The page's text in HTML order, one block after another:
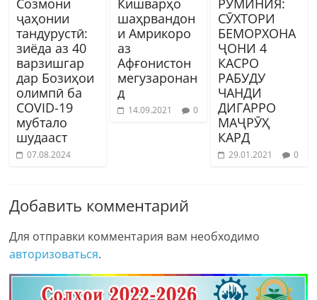
ҷаҳонии
тандурустӣ:
зиёда аз 40
варзишгар
дар Бозиҳои
олимпӣ ба
COVID-19
мубтало
шудааст
07.08.2024
шаҳрвандон
и Амрикоро
аз
Афғонистон
мегузаронан
д
14.09.2021 0
СӮХТОРИ
БЕМОРХОНА
ҶОНИ 4
КАСРО
РАБУДУ
ЧАНДИ
ДИГАРРО
МАҶРӮҲ
КАРД
29.01.2021 0
Добавить комментарий
Для отправки комментария вам необходимо
авторизоваться.